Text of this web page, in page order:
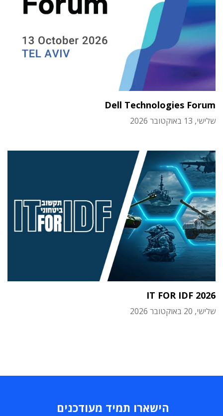
Dell Technologies Forum
שלישי, 13 באוקטובר 2026
IT FOR IDF 2026
שלישי, 20 באוקטובר 2026
הישארו תמיד מעודכנים